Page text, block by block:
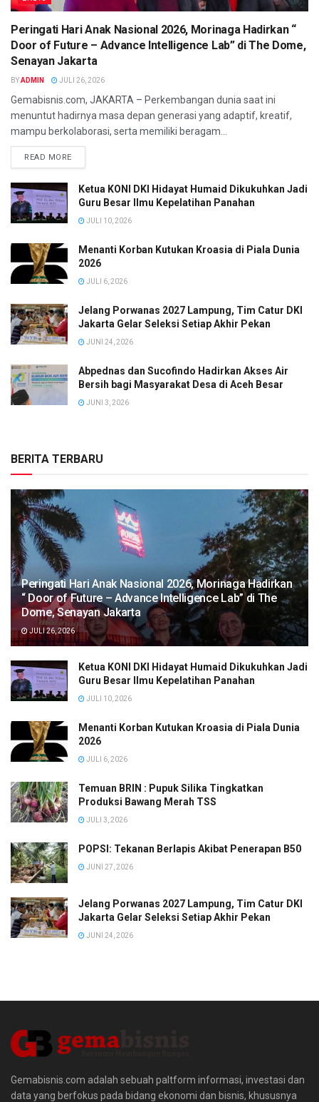
Peringati Hari Anak Nasional 2026, Morinaga Hadirkan “
Door of Future – Advance Intelligence Lab” di The Dome,
Senayan Jakarta
BYADMIN JULI 26, 2026
Gemabisnis.com, JAKARTA – Perkembangan dunia saat ini
menuntut hadirnya masa depan generasi yang adaptif, kreatif,
mampu berkolaborasi, serta memiliki beragam...
READ MORE
Ketua KONI DKI Hidayat Humaid Dikukuhkan Jadi
Guru Besar Ilmu Kepelatihan Panahan
JULI 10, 2026
Menanti Korban Kutukan Kroasia di Piala Dunia
2026
JULI 6, 2026
Jelang Porwanas 2027 Lampung, Tim Catur DKI
Jakarta Gelar Seleksi Setiap Akhir Pekan
JUNI 24, 2026
Abpednas dan Sucofindo Hadirkan Akses Air
Bersih bagi Masyarakat Desa di Aceh Besar
JUNI 3, 2026
BERITA TERBARU
Peringati Hari Anak Nasional 2026, Morinaga Hadirkan
“ Door of Future – Advance Intelligence Lab” di The
Dome, Senayan Jakarta
JULI 26, 2026
Ketua KONI DKI Hidayat Humaid Dikukuhkan Jadi
Guru Besar Ilmu Kepelatihan Panahan
JULI 10, 2026
Menanti Korban Kutukan Kroasia di Piala Dunia
2026
JULI 6, 2026
Temuan BRIN : Pupuk Silika Tingkatkan
Produksi Bawang Merah TSS
JULI 3, 2026
POPSI: Tekanan Berlapis Akibat Penerapan B50
JUNI 27, 2026
Jelang Porwanas 2027 Lampung, Tim Catur DKI
Jakarta Gelar Seleksi Setiap Akhir Pekan
JUNI 24, 2026
Gemabisnis.com adalah sebuah paltform informasi, investasi dan
data yang berfokus pada bidang ekonomi dan bisnis, khususnya